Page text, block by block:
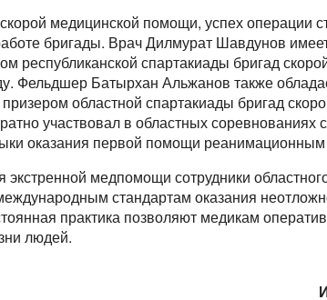
медицинской помощи, успех операции
бригады. Врач Дилмурат Шавдунов
республиканской спартакиады бригад
Фельдшер Батырхан Альжанов также
областной спартакиады бригад
участвовал в областных соревнованиях
оказания первой помощи
медпомощи сотрудники
стандартам оказания
практика позволяют медикам
людей.